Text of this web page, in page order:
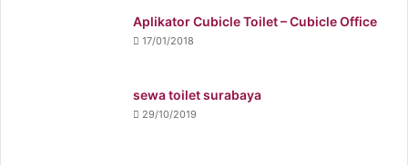
Aplikator Cubicle Toilet – Cubicle Office
17/01/2018
sewa toilet surabaya
29/10/2019